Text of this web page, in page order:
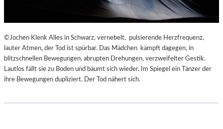
©Jochen Klenk Alles in Schwarz, vernebelt, pulsierende Herzfrequenz,
lauter Atmen, der Tod ist spürbar. Das Mädchen kämpft dagegen, in
blitzschnellen Bewegungen, abrupten Drehungen, verzweifelter Gestik.
Lautlos fällt sie zu Boden und bäumt sich wieder. Im Spiegel ein Tänzer der
ihre Bewegungen dupliziert. Der Tod nähert sich.